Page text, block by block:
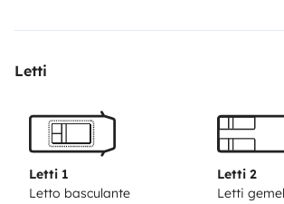
Fahrradträger stehen zur Verfügung.
und losfahren!
Letti
Letti 1
Letto basculante
Letti 2
Letti